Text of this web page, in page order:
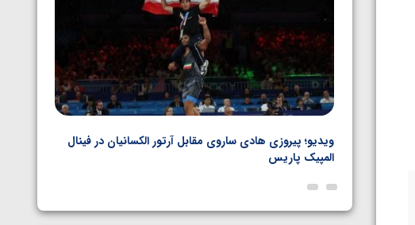
ویدیو؛ پیروزی هادی ساروی مقابل آرتور الکسانیان در فینال
المپیک پاریس